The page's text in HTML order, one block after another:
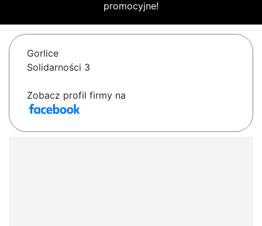
promocyjne!
Gorlice
Solidarności 3
Zobacz profil firmy na